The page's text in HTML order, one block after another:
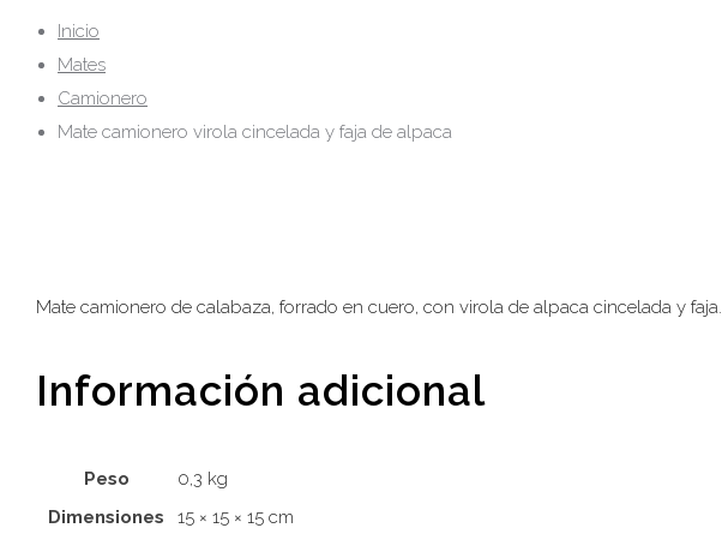
Inicio
Mates
Camionero
Mate camionero virola cincelada y faja de alpaca
Mate camionero de calabaza, forrado en cuero, con virola de alpaca cincelada y faja.
Información adicional
Peso
0,3 kg
Dimensiones
15 × 15 × 15 cm